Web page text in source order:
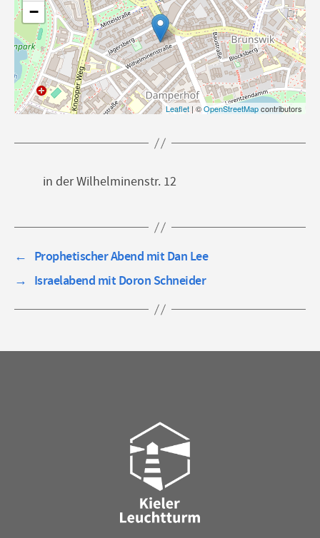
−
Leaflet | ©OpenStreetMapcontributors
in der Wilhelminenstr. 12
← Prophetischer Abend mit Dan Lee
→ Israelabend mit Doron Schneider